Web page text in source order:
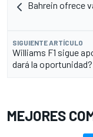
Bahrein ofrece
SIGUIENTE ARTÍCULO
Williams F1 sigue
dará la oportunidad?
MEJORES